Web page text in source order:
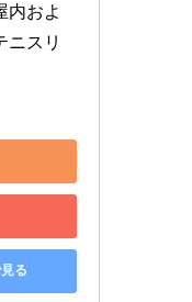
内およ
ニスリ
る